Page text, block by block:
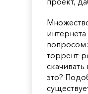
интернета
вопросом:
торрент-
скачивать
это?